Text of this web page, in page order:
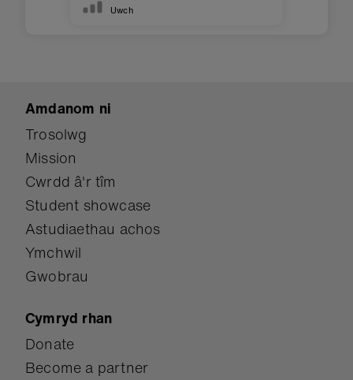
Uwch
Amdanom ni
Trosolwg
Mission
Cwrdd â'r tîm
Student showcase
Astudiaethau achos
Ymchwil
Gwobrau
Cymryd rhan
Donate
Become a partner